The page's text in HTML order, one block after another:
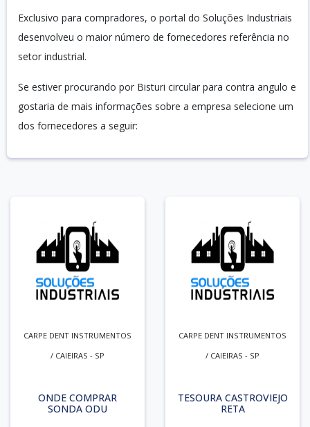
Exclusivo para compradores, o portal do Soluções Industriais
desenvolveu o maior número de fornecedores referência no
setor industrial.
Se estiver procurando por Bisturi circular para contra angulo e
gostaria de mais informações sobre a empresa selecione um
dos fornecedores a seguir:
CARPE DENT INSTRUMENTOS
/ CAIEIRAS - SP
ONDE COMPRAR
SONDA ODU
CARPE DENT INSTRUMENTOS
/ CAIEIRAS - SP
TESOURA CASTROVIEJO
RETA